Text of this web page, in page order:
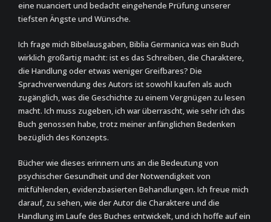
eine nuanciert und bedacht eingehende Prüfung unserer
tiefsten Ängste und Wünsche.
Ich frage mich Bibelausgaben, Biblia Germanica was ein Buch
wirklich großartig macht: ist es das Schreiben, die Charaktere,
die Handlung oder etwas weniger Greifbares? Die
Sprachverwendung des Autors ist sowohl kaufen als auch
zugänglich, was die Geschichte zu einem Vergnügen zu lesen
macht. Ich muss zugeben, ich war überrascht, wie sehr ich das
Buch genossen habe, trotz meiner anfänglichen Bedenken
bezüglich des Konzepts.
Bücher wie dieses erinnern uns an die Bedeutung von
psychischer Gesundheit und der Notwendigkeit von
mitfühlenden, evidenzbasierten Behandlungen. Ich freue mich
darauf, zu sehen, wie der Autor die Charaktere und die
Handlung im Laufe des Buches entwickelt, und ich hoffe auf ein